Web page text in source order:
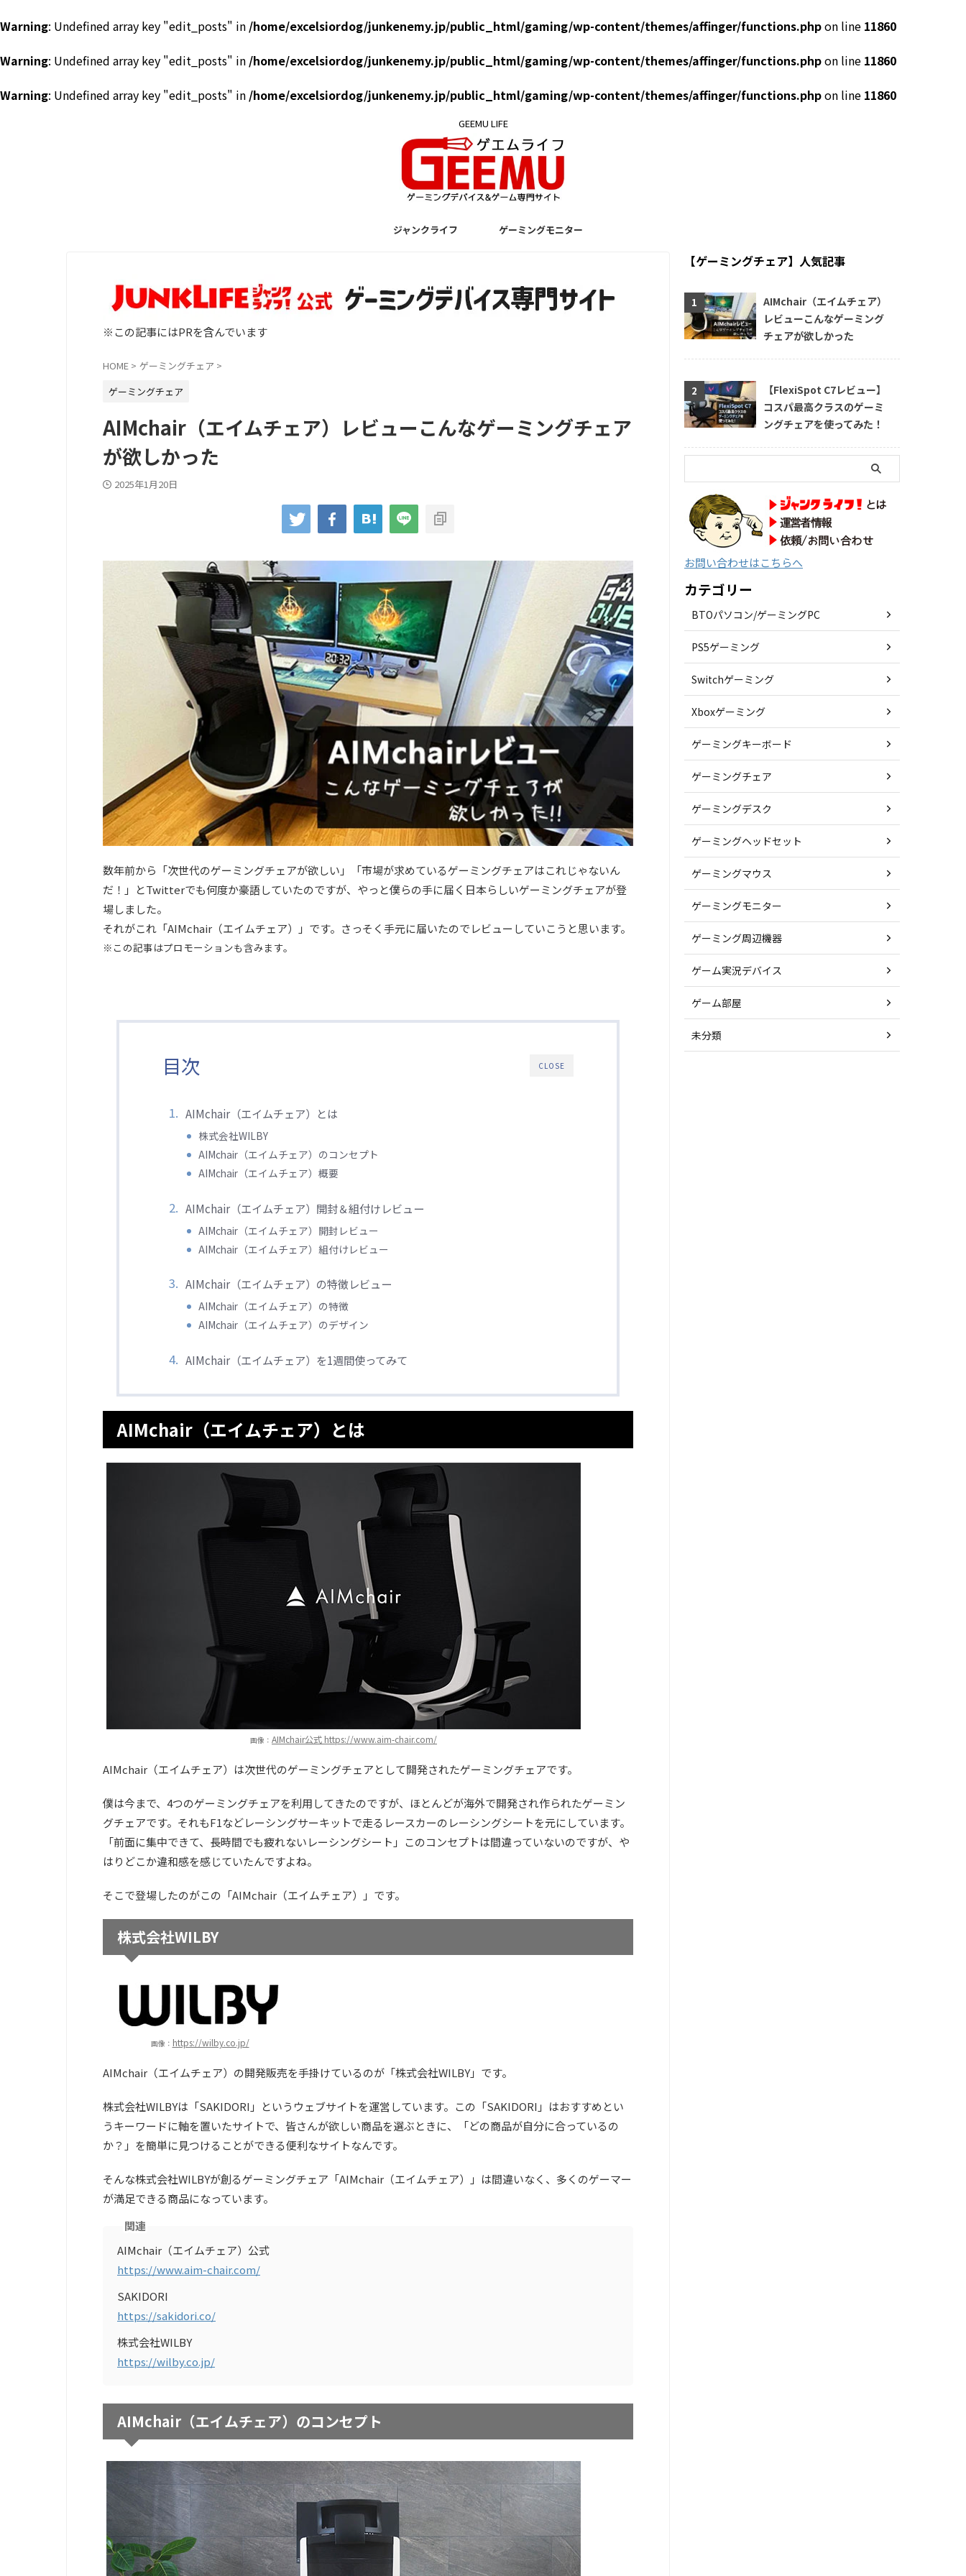
Warning: Undefined array key "edit_posts" in /home/excelsiordog/junkenemy.jp/public_html/gaming/wp-content/themes/affinger/functions.phpon line 11860
Warning: Undefined array key "edit_posts" in /home/excelsiordog/junkenemy.jp/public_html/gaming/wp-content/themes/affinger/functions.phpon line 11860
Warning: Undefined array key "edit_posts" in /home/excelsiordog/junkenemy.jp/public_html/gaming/wp-content/themes/affinger/functions.phpon line 11860
GEEMU LIFE
ジャンクライフ ゲーミングモニター
※この記事にはPRを含んでいます
HOME > ゲーミングチェア >
ゲーミングチェア
AIMchair（エイムチェア）レビューこんなゲーミングチェア
が欲しかった
2025年1月20日
数年前から「次世代のゲーミングチェアが欲しい」「市場が求めているゲーミングチェアはこれじゃないん
だ！」とTwitterでも何度か豪語していたのですが、やっと僕らの手に届く日本らしいゲーミングチェアが登
場しました。
それがこれ「AIMchair（エイムチェア）」です。さっそく手元に届いたのでレビューしていこうと思います。
※この記事はプロモーションも含みます。
CLOSE
目次
AIMchair（エイムチェア）とは
株式会社WILBY
AIMchair（エイムチェア）のコンセプト
AIMchair（エイムチェア）概要
AIMchair（エイムチェア）開封＆組付けレビュー
AIMchair（エイムチェア）開封レビュー
AIMchair（エイムチェア）組付けレビュー
AIMchair（エイムチェア）の特徴レビュー
AIMchair（エイムチェア）の特徴
AIMchair（エイムチェア）のデザイン
AIMchair（エイムチェア）を1週間使ってみて
AIMchair（エイムチェア）とは
画像： AIMchair公式 https://www.aim-chair.com/
AIMchair（エイムチェア）は次世代のゲーミングチェアとして開発されたゲーミングチェアです。
僕は今まで、4つのゲーミングチェアを利用してきたのですが、ほとんどが海外で開発され作られたゲーミン
グチェアです。それもF1などレーシングサーキットで走るレースカーのレーシングシートを元にしています。
「前面に集中できて、長時間でも疲れないレーシングシート」このコンセプトは間違っていないのですが、や
はりどこか違和感を感じていたんですよね。
そこで登場したのがこの「AIMchair（エイムチェア）」です。
株式会社WILBY
画像： https://wilby.co.jp/
AIMchair（エイムチェア）の開発販売を手掛けているのが「株式会社WILBY」です。
株式会社WILBYは「SAKIDORI」というウェブサイトを運営しています。この「SAKIDORI」はおすすめとい
うキーワードに軸を置いたサイトで、皆さんが欲しい商品を選ぶときに、「どの商品が自分に合っているの
か？」を簡単に見つけることができる便利なサイトなんです。
そんな株式会社WILBYが創るゲーミングチェア「AIMchair（エイムチェア）」は間違いなく、多くのゲーマー
が満足できる商品になっています。
関連
AIMchair（エイムチェア）公式
https://www.aim-chair.com/
SAKIDORI
https://sakidori.co/
株式会社WILBY
https://wilby.co.jp/
AIMchair（エイムチェア）のコンセプト
【ゲーミングチェア】人気記事
AIMchair（エイムチェア）
レビューこんなゲーミング
チェアが欲しかった
【FlexiSpot C7レビュー】
コスパ最高クラスのゲーミ
ングチェアを使ってみた！
お問い合わせはこちらへ
カテゴリー
BTOパソコン/ゲーミングPC
PS5ゲーミング
Switchゲーミング
Xboxゲーミング
ゲーミングキーボード
ゲーミングチェア
ゲーミングデスク
ゲーミングヘッドセット
ゲーミングマウス
ゲーミングモニター
ゲーミング周辺機器
ゲーム実況デバイス
ゲーム部屋
未分類